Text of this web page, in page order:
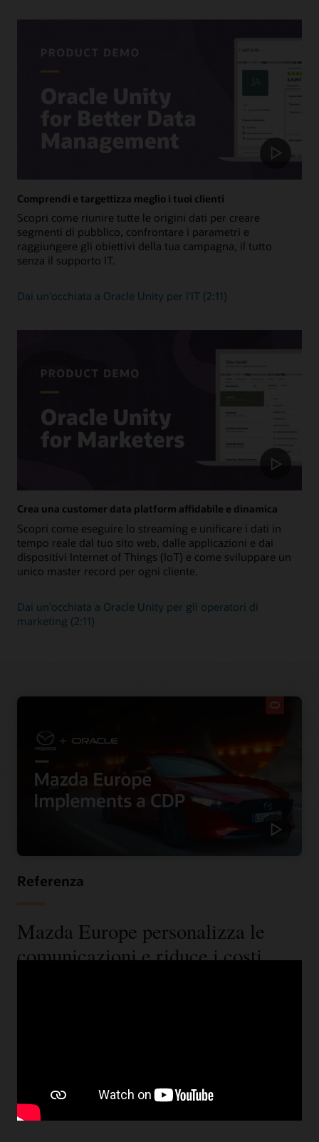
Visualizza tutte le integrazioni
Comprendi e targettizza meglio i tuoi clienti
Scopri come riunire tutte le origini dati per creare
segmenti di pubblico, confrontare i parametri e
raggiungere gli obiettivi della tua campagna, il tutto
senza il supporto IT.
Dai un'occhiata a Oracle Unity per l'IT (2:11)
Crea una customer data platform affidabile e dinamica
Scopri come eseguire lo streaming e unificare i dati in
tempo reale dal tuo sito web, dalle applicazioni e dai
dispositivi Internet of Things (IoT) e come sviluppare un
unico master record per ogni cliente.
Dai un'occhiata a Oracle Unity per gli operatori di
marketing (2:11)
Referenza
Mazda Europe personalizza le
comunicazioni e riduce i costi
Guarda il video sulla storia di Mazda (2:05)